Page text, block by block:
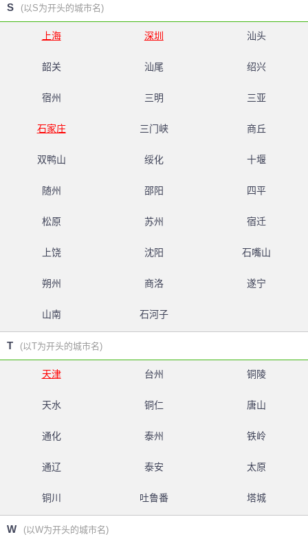
S (以S为开头的城市名)
上海 深圳 汕头
韶关 汕尾 绍兴
宿州 三明 三亚
石家庄 三门峡 商丘
双鸭山 绥化 十堰
随州 邵阳 四平
松原 苏州 宿迁
上饶 沈阳 石嘴山
朔州 商洛 遂宁
山南 石河子
T (以T为开头的城市名)
天津 台州 铜陵
天水 铜仁 唐山
通化 泰州 铁岭
通辽 泰安 太原
铜川 吐鲁番 塔城
W (以W为开头的城市名)